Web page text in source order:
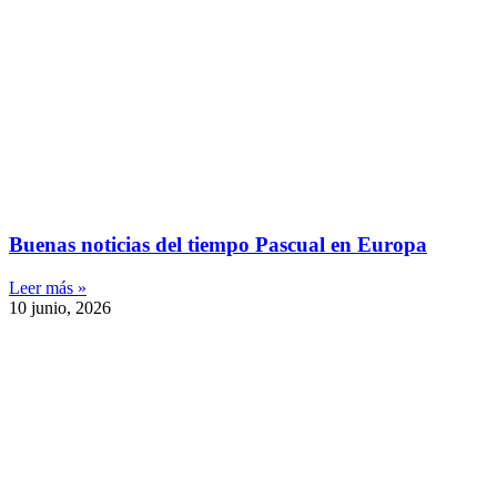
Buenas noticias del tiempo Pascual en Europa
Leer más »
10 junio, 2026